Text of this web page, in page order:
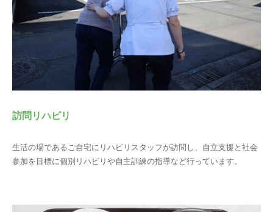
訪問リハビリ
生活の場であるご自宅にリハビリスタッフが訪問し、自立支援と社会
参加を目標に個別リハビリや自主訓練の指導など行っています。